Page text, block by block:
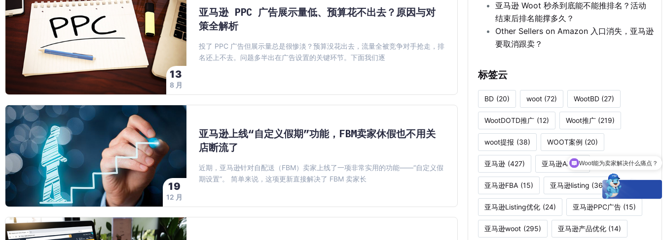
13
8 月
亚马逊 PPC 广告展示量低、预算花不出去？原因与对
策全解析
投了 PPC 广告但展示量总是很惨淡？预算没花出去，流量全被竞争对手抢走，排
名还上不去。问题多半出在广告设置的关键环节。下面我们逐
19
12 月
亚马逊上线“自定义假期”功能，FBM卖家休假也不用关
店断流了
近期，亚马逊针对自配送（FBM）卖家上线了一项非常实用的功能——“自定义假
期设置”。 简单来说，这项更新直接解决了 FBM 卖家长
亚马逊 Woot 秒杀到底能不能推排名？活动
结束后排名能撑多久？
Other Sellers on Amazon 入口消失，亚马逊
要取消跟卖？
标签云
BD (20) woot (72) WootBD (27)
WootDOTD推广 (12) Woot推广 (219)
woot提报 (38) WOOT案例 (20)
亚马逊 (427) 亚马逊AI (13)
亚马逊FBA (15) 亚马逊listing (36)
亚马逊Listing优化 (24) 亚马逊PPC广告 (15)
亚马逊woot (295) 亚马逊产品优化 (14)
Woot能为卖家解决什么痛点？